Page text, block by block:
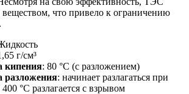
веществом, что привело к ограничению
г/см³
кипения: 80 °C (с разложением)
разложения: начинает разлагаться при
°C разлагается с взрывом